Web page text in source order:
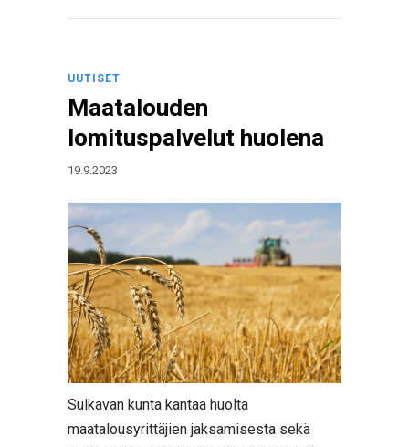
UUTISET
Maatalouden
lomituspalvelut huolena
19.9.2023
Sulkavan kunta kantaa huolta
maatalousyrittäjien jaksamisesta sekä